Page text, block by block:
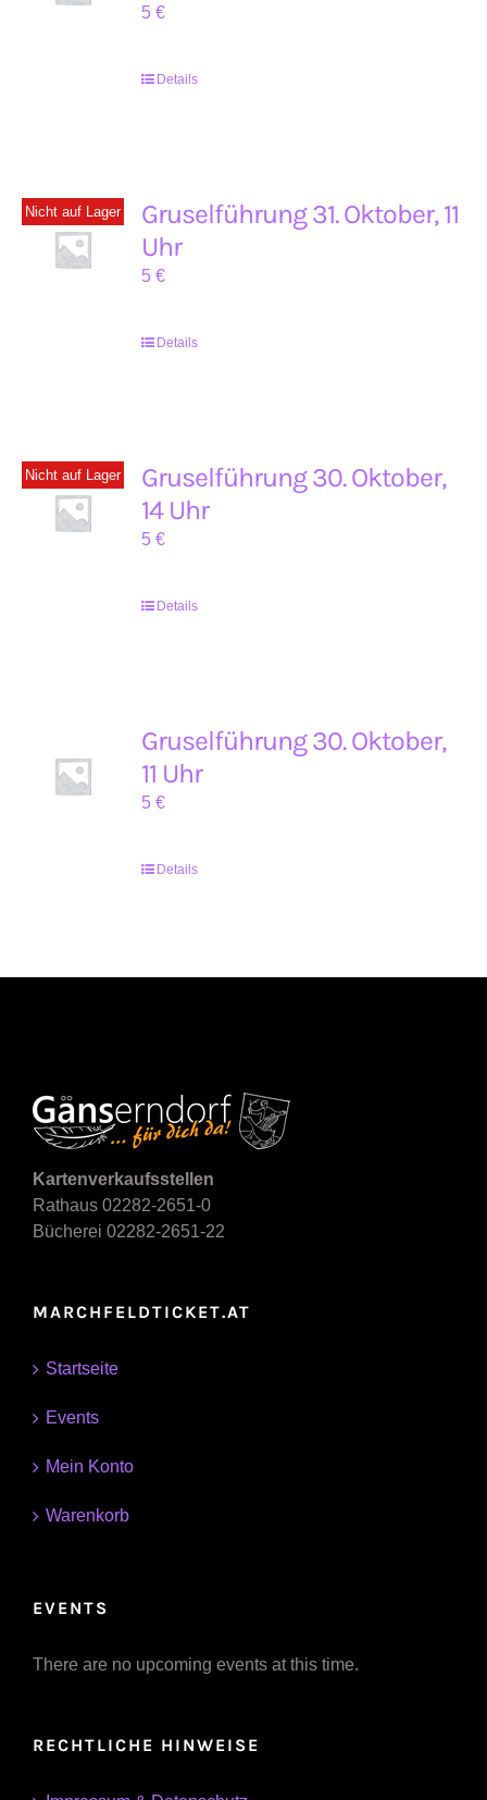
5€
Details
Nicht auf Lager
Gruselführung 31. Oktober, 11
Uhr
5€
Details
Nicht auf Lager
Gruselführung 30. Oktober,
14 Uhr
5€
Details
Gruselführung 30. Oktober,
11 Uhr
5€
Details
Kartenverkaufsstellen
Rathaus 02282-2651-0
Bücherei 02282-2651-22
MARCHFELDTICKET.AT
Startseite
Events
Mein Konto
Warenkorb
EVENTS
There are no upcoming events at this time.
RECHTLICHE HINWEISE